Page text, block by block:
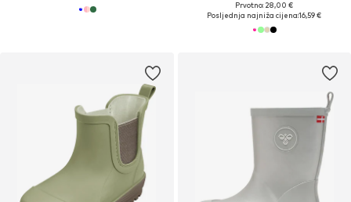
Prvotno: 28,00 €
Posljednja najniža cijena:16,59 €